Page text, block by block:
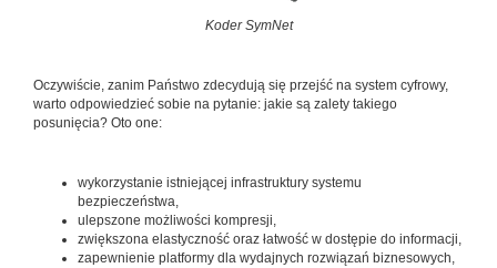
Koder SymNet
Oczywiście, zanim Państwo zdecydują się przejść na system cyfrowy,
warto odpowiedzieć sobie na pytanie: jakie są zalety takiego
posunięcia? Oto one:
wykorzystanie istniejącej infrastruktury systemu
bezpieczeństwa,
ulepszone możliwości kompresji,
zwiększona elastyczność oraz łatwość w dostępie do informacji,
zapewnienie platformy dla wydajnych rozwiązań biznesowych,